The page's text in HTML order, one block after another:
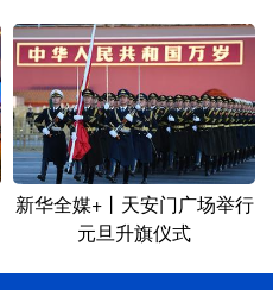
新华全媒+丨天安门广场举行
元旦升旗仪式